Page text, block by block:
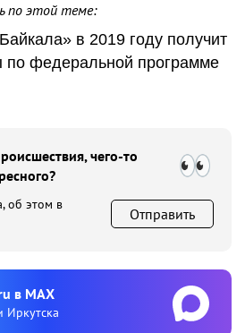
по этой теме:
в 2019 году получит
федеральной программе
чего-то
об этом в
Отправить
в MAX
Иркутска